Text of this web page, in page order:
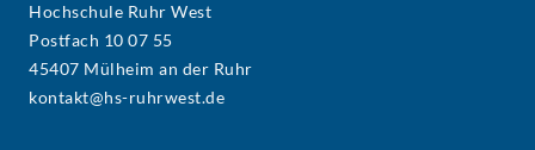
Hochschule Ruhr West
Postfach 10 07 55
45407 Mülheim an der Ruhr
kontakt@hs-ruhrwest.de